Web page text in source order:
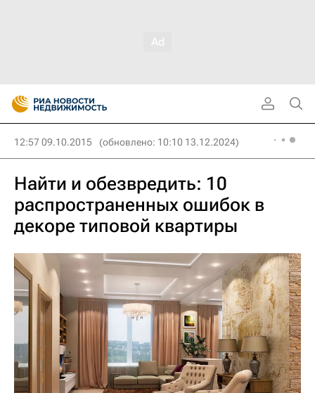
12:57 09.10.2015 (обновлено: 10:10 13.12.2024)
Найти и обезвредить: 10
распространенных ошибок в
декоре типовой квартиры